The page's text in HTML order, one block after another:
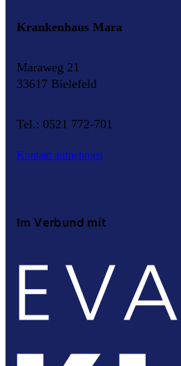
Krankenhaus Mara
Maraweg 21
33617 Bielefeld
Tel.: 0521 772-701
Kontakt aufnehmen
Im Verbund mit